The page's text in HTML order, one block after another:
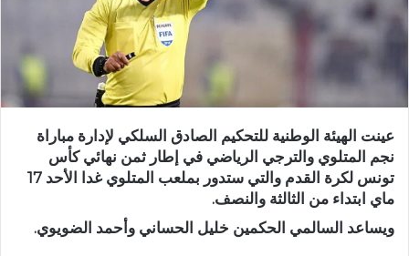
عينت الهيئة الوطنية للتحكيم الصادق السلكي لإدارة مباراة
نجم المتلوي والترجي الرياضي في إطار ثمن نهائي كأس
تونس لكرة القدم والتي ستدور بملعب المتلوي غدا الأحد 17
ماي ابتداء من الثالثة والنصف.
ويساعد السالمي الحكمين خليل الحساني وأحمد الضويوي.